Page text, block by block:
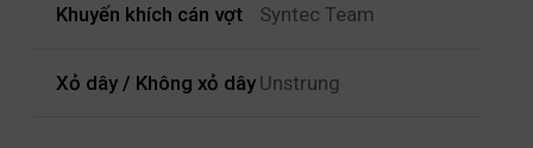
Khuyến khích cán vợt Syntec Team
Xỏ dây / Không xỏ dây Unstrung